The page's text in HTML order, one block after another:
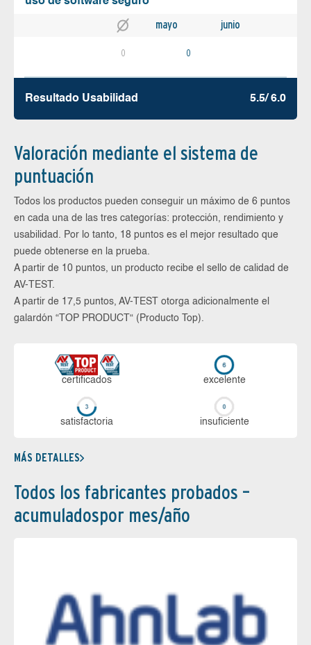
mayo junio
0 0
Resultado Usabilidad 5.5/ 6.0
Valoración mediante el sistema de
puntuación
Todos los productos pueden conseguir un máximo de 6 puntos
en cada una de las tres categorías: protección, rendimiento y
usabilidad. Por lo tanto, 18 puntos es el mejor resultado que
puede obtenerse en la prueba.
A partir de 10 puntos, un producto recibe el sello de calidad de
AV-TEST.
A partir de 17,5 puntos, AV-TEST otorga adicionalmente el
galardón “TOP PRODUCT“ (Producto Top).
certi­ficados ex­ce­len­te
sa­tis­fac­to­ria in­su­fi­cien­te
MÁS DETALLES
Todos los fabricantes probados –
acumuladospor mes/año